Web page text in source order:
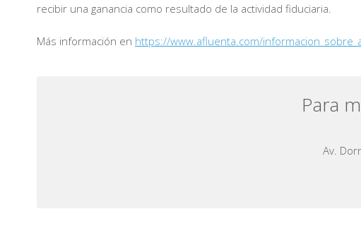
recibir una ganancia como resultado de la actividad fiduciaria.
Más información en https://www.afluenta.com/
Para
Av.